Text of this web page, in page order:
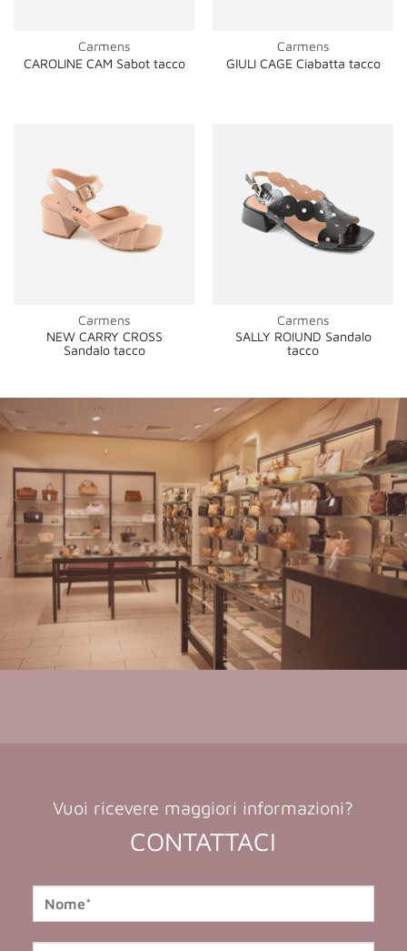
Carmens
CAROLINE CAM Sabot tacco
Carmens
GIULI CAGE Ciabatta tacco
Carmens
NEW CARRY CROSS
Sandalo tacco
Carmens
SALLY ROIUND Sandalo
tacco
Vuoi ricevere maggiori informazioni?
CONTATTACI